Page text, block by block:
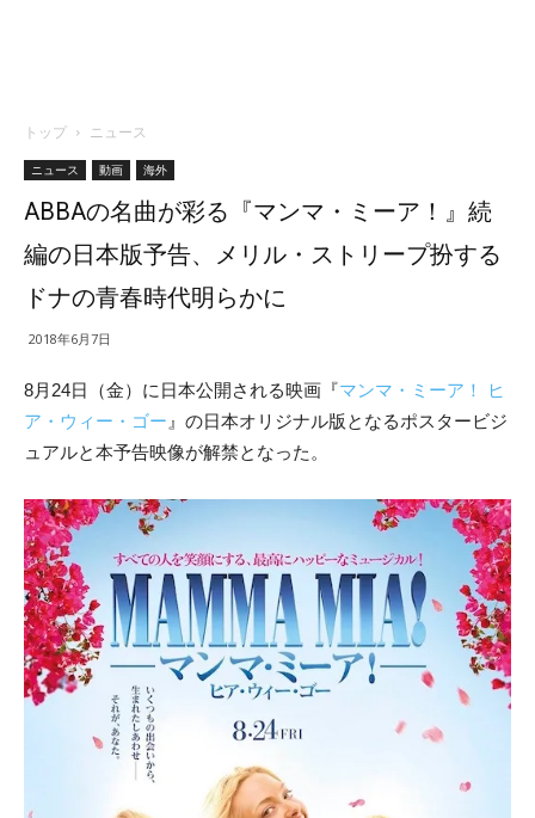
トップ ニュース
ニュース 動画 海外
ABBAの名曲が彩る『マンマ・ミーア！』続
編の日本版予告、メリル・ストリープ扮する
ドナの青春時代明らかに
2018年6月7日
8月24日（金）に日本公開される映画『マンマ・ミーア！ ヒ
ア・ウィー・ゴー 』の日本オリジナル版となるポスタービジ
ュアルと本予告映像が解禁となった。